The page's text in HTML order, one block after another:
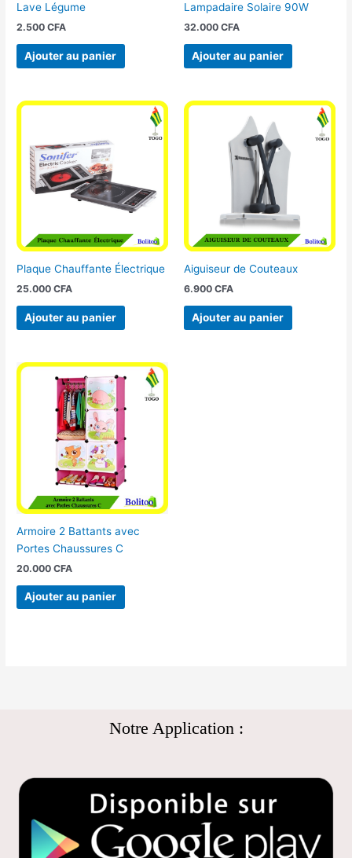
Lave Légume
2.500CFA
Ajouter au panier
Lampadaire Solaire 90W
32.000 CFA
Ajouter au panier
Plaque Chauffante Électrique
25.000CFA
Ajouter au panier
Aiguiseur de Couteaux
6.900 CFA
Ajouter au panier
Armoire 2 Battants avec
Portes Chaussures C
20.000CFA
Ajouter au panier
Notre Application :